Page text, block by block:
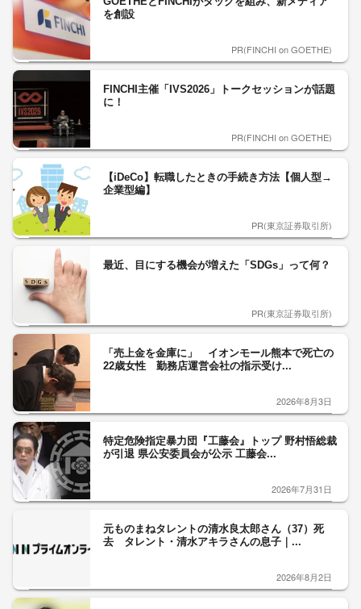
を創設
PR(FINCHI on GOETHE)
FINCHI主催「IVS2026」トークセッションが話題
に！
PR(FINCHI on GOETHE)
【iDeCo】転職したときの手続き方法【個人型→
企業型編】
PR(東京証券取引所)
最近、目にする機会が増えた「SDGs」って何？
PR(東京証券取引所)
「売上金を金庫に」 イオンモール熊本で死亡の
22歳女性 勤務店運営会社の指示受け...
2026年8月3日
特定危険指定暴力団『工藤会』トップ 野村悟総裁
が引退 県公安委員会が公示 工藤会...
2026年7月31日
元ものまねタレントの清水良太郎さん（37）死
去 タレント・清水アキラさんの息子｜...
2026年8月2日